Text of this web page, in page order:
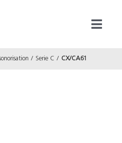
Serie C CX/CA61